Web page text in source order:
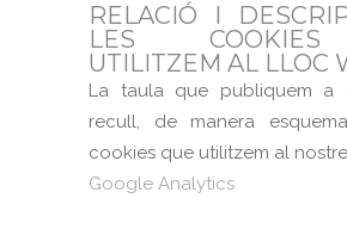
RELACIÓ I
LES
UTILITZEM AL LLOC
La taula que publiquem a
recull, de manera
cookies que utilitzem al
Google Analytics